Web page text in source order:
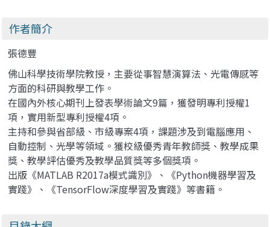
作者簡介
張德豐
佛山科學技術學院教授，主要從事智慧演算法、光電傳感等
方面的科研與教學工作。
在國內外核心期刊上發表學術論文9篇，獲發明專利授權1
項，實用新型專利授權4項。
主持和參與省部級、市級專案4項，課題涉及到電腦應用、
自動控制、光學等領域。獲校級優秀青年教師獎、教學成果
獎、教學評估優秀及教學品質獎等多個獎項。
出版《MATLAB R2017a模式識別》、《Python機器學習及
實踐》、《TensorFlow深度學習及實踐》等書籍。